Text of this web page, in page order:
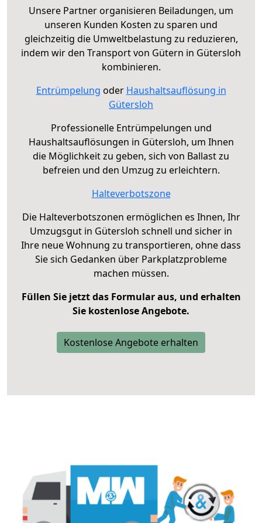
Unsere Partner organisieren Beiladungen, um
unseren Kunden Kosten zu sparen und
gleichzeitig die Umweltbelastung zu reduzieren,
indem wir den Transport von Gütern in Gütersloh
kombinieren.
Entrümpelung oder Haushaltsauflösung in
Gütersloh
Professionelle Entrümpelungen und
Haushaltsauflösungen in Gütersloh, um Ihnen
die Möglichkeit zu geben, sich von Ballast zu
befreien und den Umzug zu erleichtern.
Halteverbotszone
Die Halteverbotszonen ermöglichen es Ihnen, Ihr
Umzugsgut in Gütersloh schnell und sicher in
Ihre neue Wohnung zu transportieren, ohne dass
Sie sich Gedanken über Parkplatzprobleme
machen müssen.
Füllen Sie jetzt das Formular aus, und erhalten
Sie kostenlose Angebote.
Kostenlose Angebote erhalten